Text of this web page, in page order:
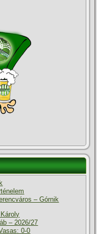
– Górnik
– 2026/27
0-0